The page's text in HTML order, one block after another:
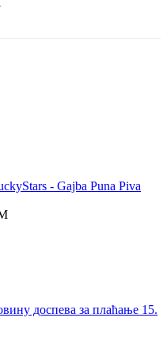
- Gajba Puna Piva